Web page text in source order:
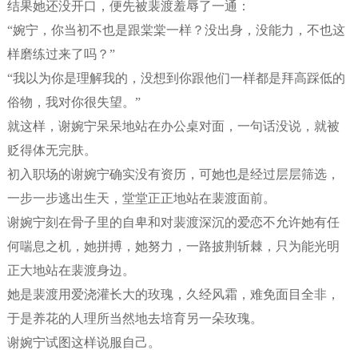
结果她还没开口，便先被裴渡羞辱了一通：
“婉宁，你当初不也是跟棠棠一样？没出身，没能力，不也这
样磨练过来了吗？”
“我以为你是理解我的，没想到你跟他们一样都是拜高踩低的
俗物，我对你很失望。”
就这样，谢婉宁呆呆地站在办公桌对面，一句话没说，就被
贬得体无完肤。
初入职场的谢婉宁确实没有资历，可她也是经过层层筛选，
一步一步逃出生天，堂堂正正地站在裴渡面前。
谢婉宁刻在骨子里的自卑和对裴渡深沉的爱恋不允许她有任
何喘息之机，她拼搏，她努力，一路披荆斩棘，只为能光明
正大地站在裴渡身边。
她是裴渡用爱浇灌长大的玫瑰，久经风霜，难免面目全非，
于是养花的人理所当然地去培育另一朵玫瑰。
谢婉宁试图这样说服自己。